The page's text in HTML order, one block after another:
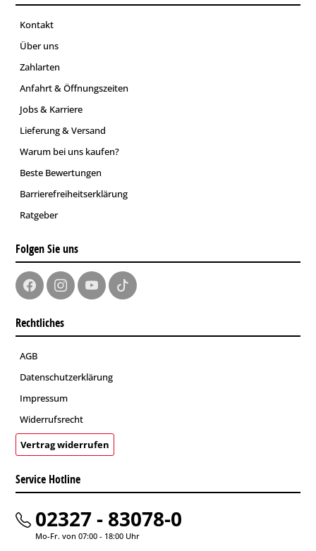
Kontakt
Über uns
Zahlarten
Anfahrt & Öffnungszeiten
Jobs & Karriere
Lieferung & Versand
Warum bei uns kaufen?
Beste Bewertungen
Barrierefreiheitserklärung
Ratgeber
Folgen Sie uns
Rechtliches
AGB
Datenschutzerklärung
Impressum
Widerrufsrecht
Vertrag widerrufen
Service Hotline
02327 - 83078-0
Mo-Fr. von 07:00 - 18:00 Uhr